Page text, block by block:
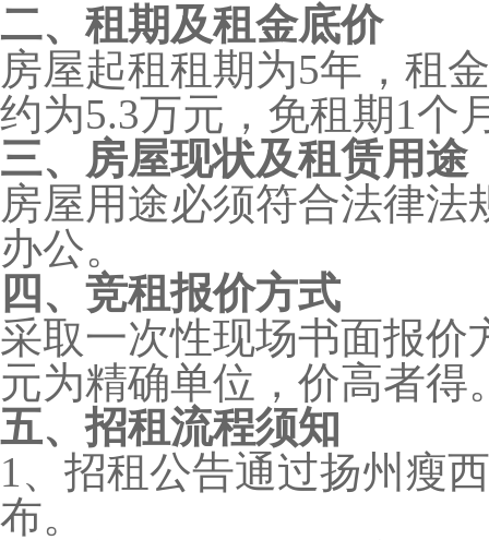
二、租期及租金底价
房屋起租租期为5年，租
约为5.3万元，免租期1个
三、房屋现状及租赁用途
房屋用途必须符合法律
办公。
四、竞租报价方式
采取一次性现场书面报价
元为精确单位，价高者得
五、招租流程须知
1、招租公告通过扬州瘦
布。